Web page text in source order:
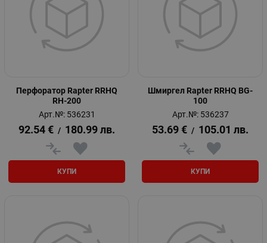
Перфоратор Rapter RRHQ
RH-200
Арт.№: 536231
92.54 € / 180.99 лв.
КУПИ
Шмиргел Rapter RRHQ BG-
100
Арт.№: 536237
53.69 € / 105.01 лв.
КУПИ